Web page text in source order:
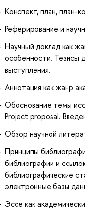
Конспект, план, план-
Реферирование и
Научный доклад как
особенности. Тезисы
выступления.
Аннотация как жанр
Обоснование темы
Project proposal.
Обзор научной
Принципы
библиографии и
библиографические
электронные базы
Эссе как